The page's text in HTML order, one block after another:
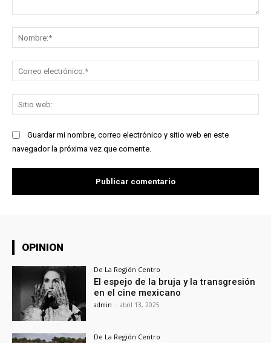
Guardar mi nombre, correo electrónico y sitio web en este
navegador la próxima vez que comente.
OPINION
De La Región Centro
El espejo de la bruja y la transgresión
en el cine mexicano
admin - abril 13, 2025
De La Región Centro